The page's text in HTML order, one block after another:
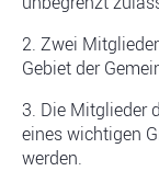
2. Zwei
Gebiet der
3. Die Mitglieder
eines wichtigen
werden.